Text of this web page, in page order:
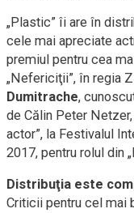
„Plastic” îi are în
cele mai apreciate
premiul pentru cea
„Nefericiţii”, în regia
Dumitrache,
de Călin Peter
actor”, la Festivalul
2017, pentru rolul din
Distribuţia este
Criticii pentru cel mai